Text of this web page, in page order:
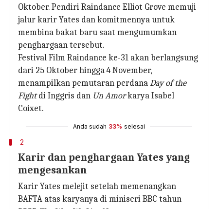
Oktober. Pendiri Raindance Elliot Grove memuji
jalur karir Yates dan komitmennya untuk
membina bakat baru saat mengumumkan
penghargaan tersebut.
Festival Film Raindance ke-31 akan berlangsung
dari 25 Oktober hingga 4 November,
menampilkan pemutaran perdanaDay of the
Fightdi Inggris dan Un Amorkarya Isabel
Coixet.
Anda sudah 33% selesai
2
Karir dan penghargaan Yates yang
mengesankan
Karir Yates melejit setelah memenangkan
BAFTA atas karyanya di miniseri BBC tahun